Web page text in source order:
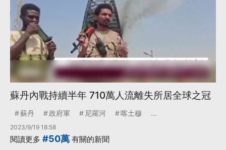
蘇丹內戰持續半年 710萬人流離失所居全球之冠
蘇丹 政府軍 尼羅河 喀土穆 ...
2023/9/19 18:58
閱讀更多 #50萬 有關的新聞